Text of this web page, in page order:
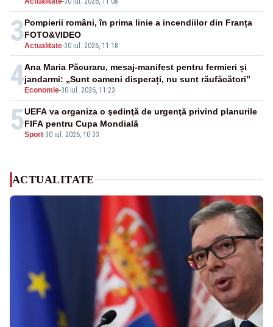
3Actualitate-30 iul. 2026, 11:18
Pompierii români, în prima linie a incendiilor din Franța
FOTO&VIDEO
4 Economie-30 iul. 2026, 11:23
Ana Maria Păcuraru, mesaj-manifest pentru fermieri și
jandarmi: „Sunt oameni disperați, nu sunt răufăcători”
5Sport-30 iul. 2026, 10:33
UEFA va organiza o şedinţă de urgenţă privind planurile
FIFA pentru Cupa Mondială
ACTUALITATE